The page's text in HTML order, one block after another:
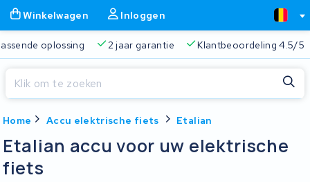
Winkelwagen Inloggen
oplossing 2 jaar garantie Klantbeoordeling 4.5/5
Home Accu elektrische fiets Etalian
Etalian accu voor uw elektrische
fiets
Sluiten
Begin te typen in de zoekbalk om te zoeken